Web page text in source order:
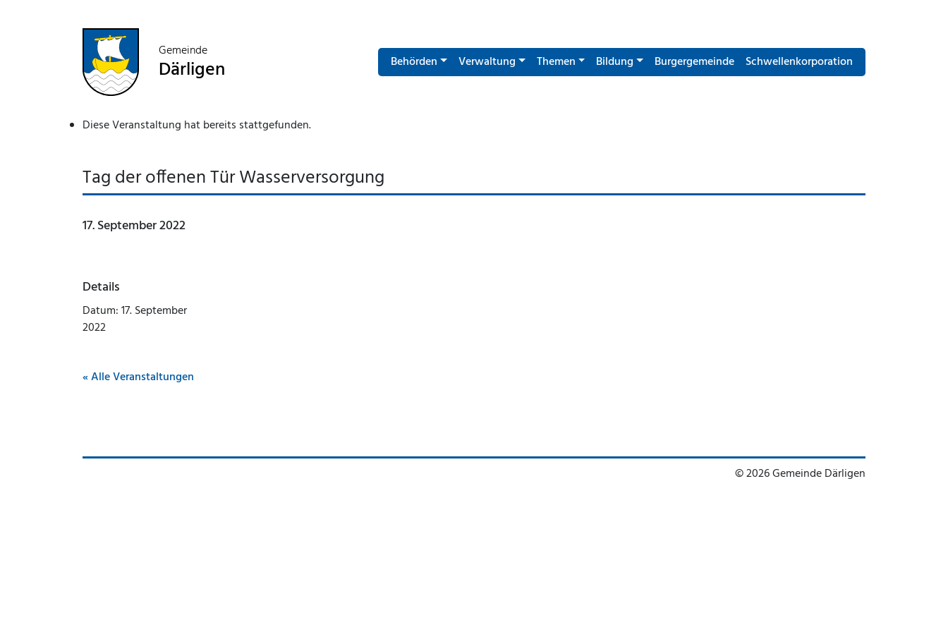
Gemeinde
Därligen Behörden Verwaltung Themen Bildung Burgergemeinde Schwellenkorporation
Diese Veranstaltung hat bereits stattgefunden.
Tag der offenen Tür Wasserversorgung
17. September 2022
Details
Datum:17. September
2022
« Alle Veranstaltungen
© 2026 Gemeinde Därligen